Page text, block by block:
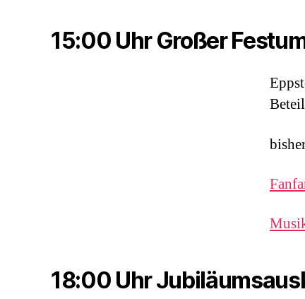
15:00 Uhr Großer
18:00 Uhr